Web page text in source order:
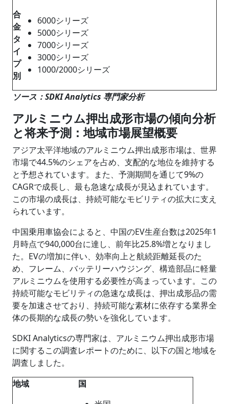
合
金
タ
イ
プ
別
6000シリーズ
5000シリーズ
7000シリーズ
3000シリーズ
1000/2000シリーズ
ソース：SDKI Analytics 専門家分析
アルミニウム押出成形市場の傾向分析
と将来予測：地域市場展望概要
アジア太平洋地域のアルミニウム押出成形市場は、世界
市場で44.5%のシェアを占め、支配的な地位を維持する
と予想されています。また、予測期間を通じて9%の
CAGRで成長し、最も急速な成長が見込まれています。
この市場の成長は、持続可能なモビリティの拡大に支え
られています。
中国乗用車協会によると、中国のEV生産台数は2025年1
月時点で940,000台に達し、前年比25.8%増となりまし
た。EVの増加に伴い、効率向上と航続距離延長のた
め、フレーム、バッテリーハウジング、構造部品に軽量
アルミニウムを使用する必要性が高まっています。この
持続可能なモビリティの急速な成長は、押出成形品の需
要を加速させており、持続可能な素材に依存する業界全
体の長期的な成長の勢いを強化しています。
SDKI Analyticsの専門家は、アルミニウム押出成形市場
に関するこの調査レポートのために、以下の国と地域を
調査しました。
地域
国